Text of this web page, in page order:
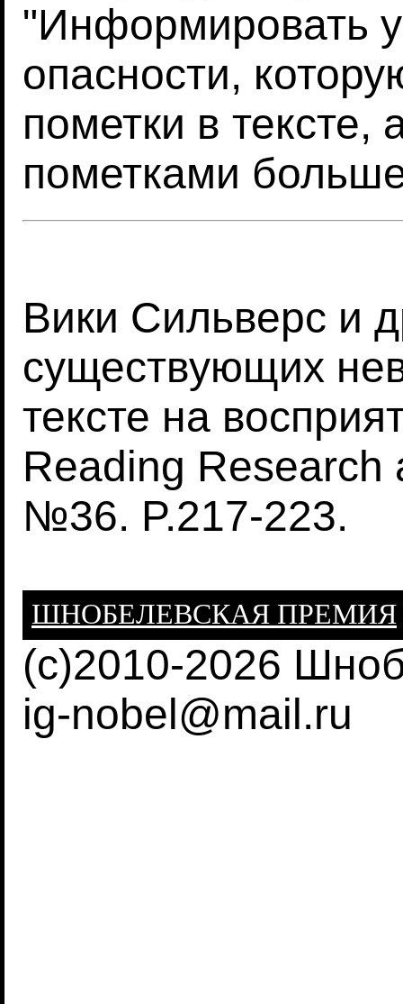
"Информировать
опасности,
пометки в тексте,
пометками
Вики Сильверс и
существующих
тексте на
Reading Research
№36. P.217-223.
ШНОБЕЛЕВСКАЯ ПРЕМИЯ
(c)2010-2026
ig-nobel@mail.ru